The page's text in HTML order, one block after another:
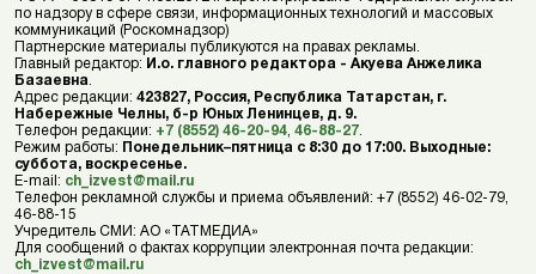
по надзору в сфере связи, информационных технологий и массовых
коммуникаций (Роскомнадзор)
Партнерские материалы публикуются на правах рекламы.
Главный редактор: И.о. главного редактора - Акуева Анжелика
Базаевна
Адрес редакции: 423827, Россия, Республика Татарстан, г.
Набережные Челны, б-р Юных Ленинцев, д. 9.
Телефон редакции: +7 (8552) 46-20-94 46-88-27
Режим работы: Понедельник–пятница с 8:30 до 17:00. Выходные:
суббота, воскресенье.
E-mail: ch_izvest@mail.ru
Телефон рекламной службы и приема объявлений: +7 (8552) 46-02-79,
46-88-15
Учредитель СМИ: АО «ТАТМЕДИА»
Для сообщений о фактах коррупции электронная почта редакции:
ch_izvest@mail.ru